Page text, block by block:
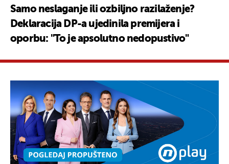
Samo neslaganje ili ozbiljno razilaženje?
Deklaracija DP-a ujedinila premijera i
oporbu: "To je apsolutno nedopustivo"